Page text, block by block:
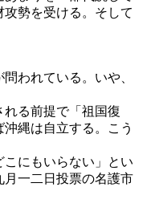
勢を受ける。そして
われている。いや、
る前提で「祖国復
縄は自立する。こう
にもいらない」とい
一二日投票の名護市